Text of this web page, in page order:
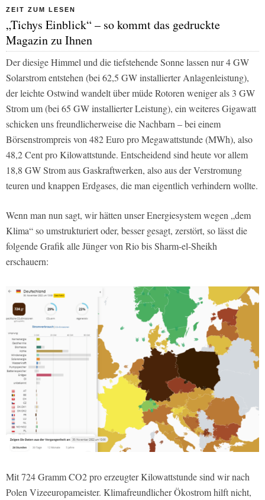
ZEIT ZUM LESEN
„Tichys Einblick“ – so kommt das gedruckte
Magazin zu Ihnen
Der diesige Himmel und die tiefstehende Sonne lassen nur 4 GW
Solarstrom entstehen (bei 62,5 GW installierter Anlagenleistung),
der leichte Ostwind wandelt über müde Rotoren weniger als 3 GW
Strom um (bei 65 GW installierter Leistung), ein weiteres Gigawatt
schicken uns freundlicherweise die Nachbarn – bei einem
Börsenstrompreis von 482 Euro pro Megawattstunde (MWh), also
48,2 Cent pro Kilowattstunde. Entscheidend sind heute vor allem
18,8 GW Strom aus Gaskraftwerken, also aus der Verstromung
teuren und knappen Erdgases, die man eigentlich verhindern wollte.
Wenn man nun sagt, wir hätten unser Energiesystem wegen „dem
Klima“ so umstrukturiert oder, besser gesagt, zerstört, so lässt die
folgende Grafik alle Jünger von Rio bis Sharm-el-Sheikh
erschauern:
Mit 724 Gramm CO2 pro erzeugter Kilowattstunde sind wir nach
Polen Vizeeuropameister. Klimafreundlicher Ökostrom hilft nicht,